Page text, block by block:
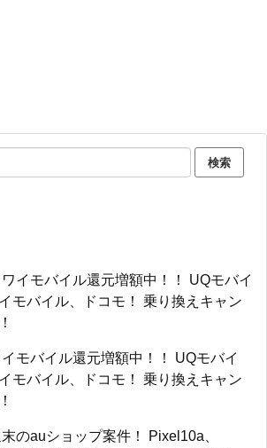
ワイモバイル還元増額中！！ UQモバイ
モバイル、ドコモ！ 乗り換えキャン
イモバイル還元増額中！！ UQモバイ
モバイル、ドコモ！ 乗り換えキャン
末のauショップ案件！ Pixel10a、